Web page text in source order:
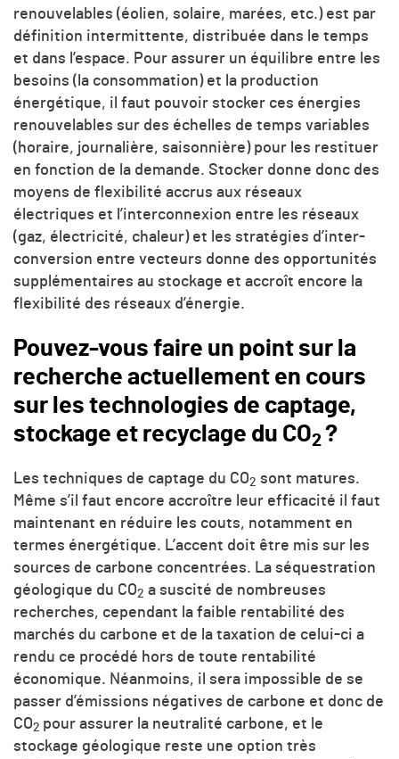
renouvelables (éolien, solaire, marées, etc.) est par
définition intermittente, distribuée dans le temps
et dans l’espace. Pour assurer un équilibre entre les
besoins (la consommation) et la production
énergétique, il faut pouvoir stocker ces énergies
renouvelables sur des échelles de temps variables
(horaire, journalière, saisonnière) pour les restituer
en fonction de la demande. Stocker donne donc des
moyens de flexibilité accrus aux réseaux
électriques et l’interconnexion entre les réseaux
(gaz, électricité, chaleur) et les stratégies d’inter-
conversion entre vecteurs donne des opportunités
supplémentaires au stockage et accroît encore la
flexibilité des réseaux d’énergie.
Pouvez-vous faire un point sur la
recherche actuellement en cours
sur les technologies de captage,
stockage et recyclage du CO2 ?
Les techniques de captage du CO2 sont matures.
Même s’il faut encore accroître leur efficacité il faut
maintenant en réduire les couts, notamment en
termes énergétique. L’accent doit être mis sur les
sources de carbone concentrées. La séquestration
géologique du CO2 a suscité de nombreuses
recherches, cependant la faible rentabilité des
marchés du carbone et de la taxation de celui-ci a
rendu ce procédé hors de toute rentabilité
économique. Néanmoins, il sera impossible de se
passer d’émissions négatives de carbone et donc de
CO2 pour assurer la neutralité carbone, et le
stockage géologique reste une option très